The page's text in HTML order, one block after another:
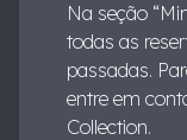
Na seção
todas as
passadas.
entre em
Collection.